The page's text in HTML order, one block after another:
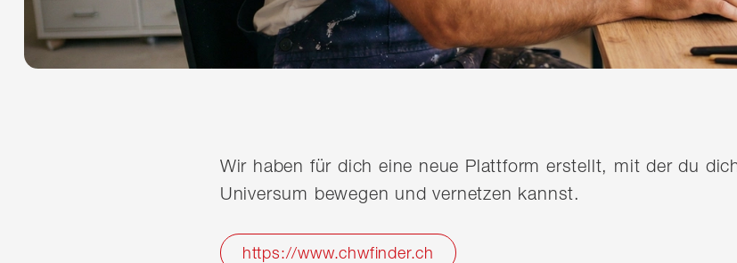
Wir haben für dich eine neue Plattform erstellt, mit der du
Universum bewegen und vernetzen kannst.
https://www.chwfinder.ch